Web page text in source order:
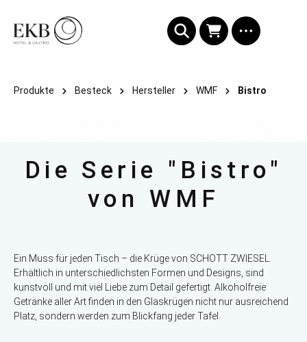
Produkte Besteck Hersteller WMF Bistro
Die Serie "Bistro"
von WMF
Ein Muss für jeden Tisch – die Krüge von SCHOTT ZWIESEL.
Erhältlich in unterschiedlichsten Formen und Designs, sind
kunstvoll und mit viel Liebe zum Detail gefertigt. Alkoholfreie
Getränke aller Art finden in den Glaskrügen nicht nur ausreichend
Platz, sondern werden zum Blickfang jeder Tafel.